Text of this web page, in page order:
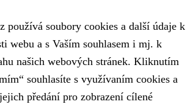
používá soubory cookies a další údaje k
webu a s Vaším souhlasem i mj. k
našich webových stránek. Kliknutím
souhlasíte s využívaním cookies a
předání pro zobrazení cílené